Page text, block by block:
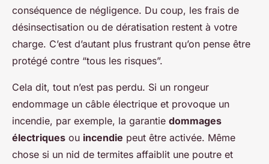
conséquence de négligence. Du coup, les frais de
désinsectisation ou de dératisation restent à votre
charge. C’est d’autant plus frustrant qu’on pense être
protégé contre “tous les risques”.
Cela dit, tout n’est pas perdu. Si un rongeur
endommage un câble électrique et provoque un
incendie, par exemple, la garantie dommages
électriques ou incendie peut être activée. Même
chose si un nid de termites affaiblit une poutre et